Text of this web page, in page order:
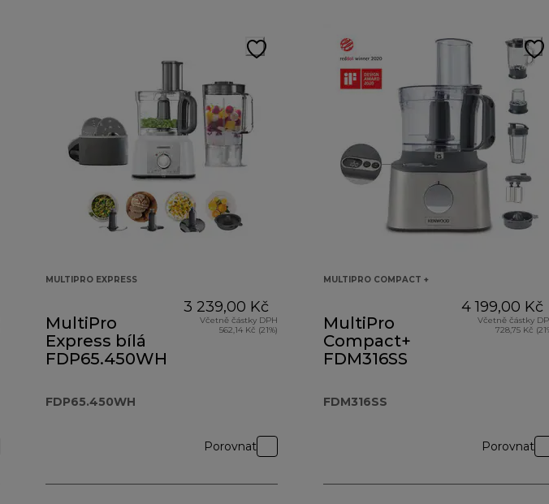
MULTIPRO EXPRESS
MultiPro
Express bílá
FDP65.450WH
FDP65.450WH
3 239,00 Kč
Včetně částky DPH
562,14 Kč (21%)
Porovnat
MULTIPRO COMPACT +
MultiPro
Compact+
FDM316SS
FDM316SS
4 199,00 Kč
Včetně částky
728,75 Kč
Porovnat